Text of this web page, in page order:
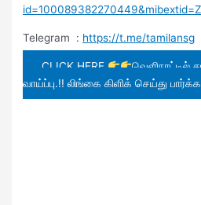
Telegram : https://t.me/tamilansg
CLICK HERE
வெளிநாட்டில்
வாய்ப்பு.!! லிங்கை கிளிக் செய்து